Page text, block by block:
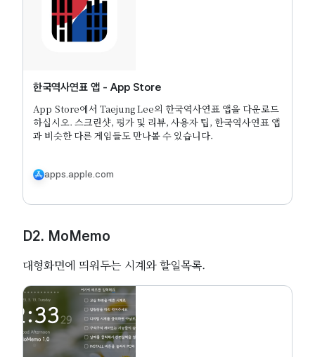
‎한국역사연표 앱 - App Store
App Store에서 Taejung Lee의 한국역사연표 앱을 다운로드
하십시오. 스크린샷, 평가 및 리뷰, 사용자 팁, 한국역사연표 앱
과 비슷한 다른 게임들도 만나볼 수 있습니다.
apps.apple.com
D2. MoMemo
대형화면에 띄워두는 시계와 할일목록.